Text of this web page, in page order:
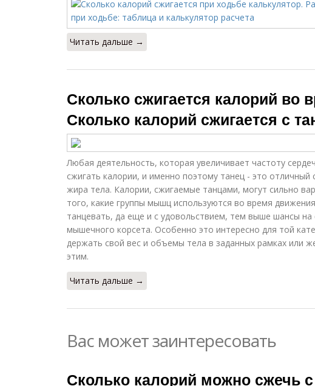
Читать дальше →
Сколько сжигается калорий во
Сколько калорий сжигается с
Любая деятельность, которая увеличивает частоту
сжигать калории, и именно поэтому танец - это отличный
жира тела. Калории, сжигаемые танцами, могут сильно
того, какие группы мышц используются во время
танцевать, да еще и с удовольствием, тем выше шансы на
мышечного корсета. Особенно это интересно для той
держать свой вес и объемы тела в заданных рамках или
этим.
Читать дальше →
Вас может заинтересовать
Сколько калорий можно сжечь